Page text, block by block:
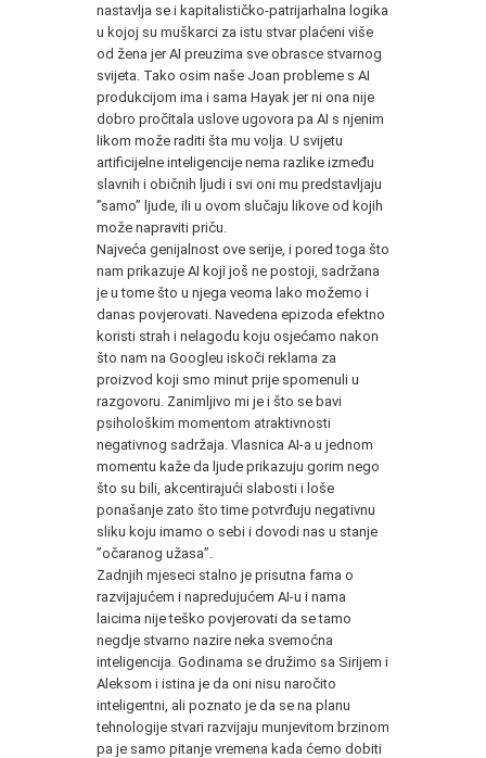
nastavlja se i kapitalističko-patrijarhalna logika
u kojoj su muškarci za istu stvar plaćeni više
od žena jer AI preuzima sve obrasce stvarnog
svijeta. Tako osim naše Joan probleme s AI
produkcijom ima i sama Hayak jer ni ona nije
dobro pročitala uslove ugovora pa AI s njenim
likom može raditi šta mu volja. U svijetu
artificijelne inteligencije nema razlike između
slavnih i običnih ljudi i svi oni mu predstavljaju
”samo” ljude, ili u ovom slučaju likove od kojih
može napraviti priču.
Najveća genijalnost ove serije, i pored toga što
nam prikazuje AI koji još ne postoji, sadržana
je u tome što u njega veoma lako možemo i
danas povjerovati. Navedena epizoda efektno
koristi strah i nelagodu koju osjećamo nakon
što nam na Googleu iskoči reklama za
proizvod koji smo minut prije spomenuli u
razgovoru. Zanimljivo mi je i što se bavi
psihološkim momentom atraktivnosti
negativnog sadržaja. Vlasnica AI-a u jednom
momentu kaže da ljude prikazuju gorim nego
što su bili, akcentirajući slabosti i loše
ponašanje zato što time potvrđuju negativnu
sliku koju imamo o sebi i dovodi nas u stanje
”očaranog užasa”.
Zadnjih mjeseci stalno je prisutna fama o
razvijajućem i napredujućem AI-u i nama
laicima nije teško povjerovati da se tamo
negdje stvarno nazire neka svemoćna
inteligencija. Godinama se družimo sa Sirijem i
Aleksom i istina je da oni nisu naročito
inteligentni, ali poznato je da se na planu
tehnologije stvari razvijaju munjevitom brzinom
pa je samo pitanje vremena kada ćemo dobiti